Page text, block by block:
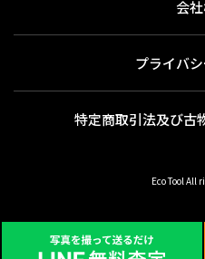
会
プライバ
特定商取引法及び古
Eco Tool All